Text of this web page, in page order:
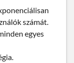
számát.
egyes